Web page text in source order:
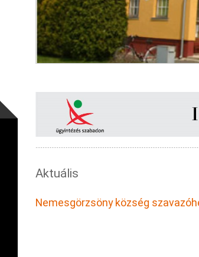
Aktuális
Nemesgörzsöny község